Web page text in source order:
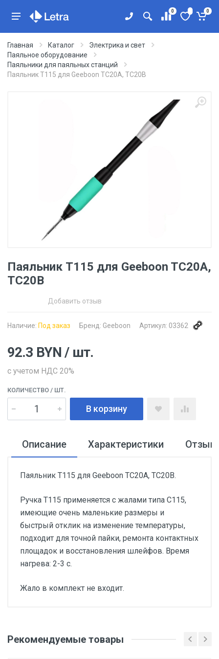
0 0
Главная Каталог
Электрика и свет
Паяльное оборудование
Паяльники для паяльных станций
Паяльник T115 для Geeboon TC20A, TC20B
Паяльник T115 для Geeboon TC20A,
TC20B
Добавить отзыв
Наличие: Под заказ Бренд: Geeboon Артикул: 03362
92.3 BYN / шт.
с учетом НДС 20%
КОЛИЧЕСТВО / ШТ.
В корзину
Описание Характеристики
Паяльник T115 для Geeboon TC20A, TC20B.
Ручка T115 применяется с жалами типа C115,
имеющие очень маленькие размеры и
быстрый отклик на изменение температуры,
подходит для точной пайки, ремонта контактных
площадок и восстановления шлейфов. Время
нагрева: 2-3 с.
Жало в комплект не входит.
Бренд
Рекомендуемые товары